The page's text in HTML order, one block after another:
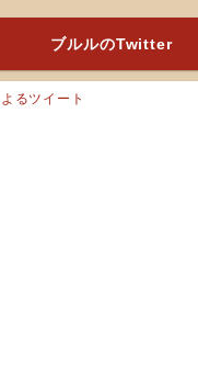
ブルルのTwitter
るツイート